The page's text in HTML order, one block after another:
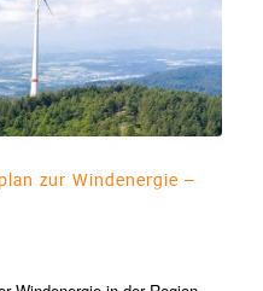
zur Windenergie –